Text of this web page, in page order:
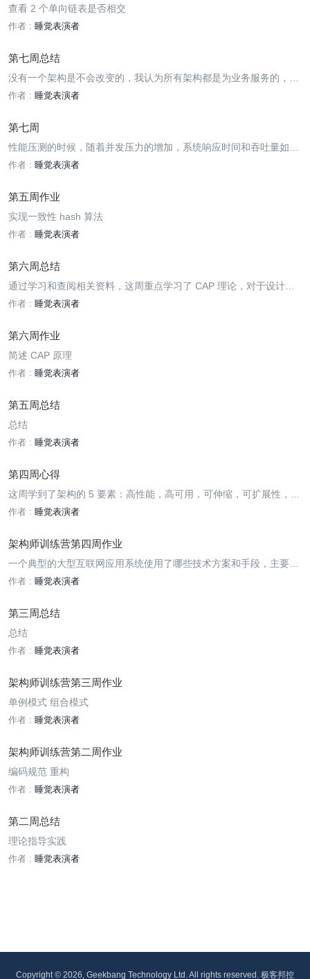
查看 2 个单向链表是否相交
作者 : 睡觉表演者
第七周总结
没有一个架构是不会改变的，我认为所有架构都是为业务服务的，当
业务改变时，需要做出一些列调整来实现所有的需求，之前肯定是从
够实现业务需求，但是忽视了不同实现方案对于系统的影响，只顾眼
作者 : 睡觉表演者
第七周
性能压测的时候，随着并发压力的增加，系统响应时间和吞吐量如何
变化，为什么？
作者 : 睡觉表演者
第五周作业
实现一致性 hash 算法
作者 : 睡觉表演者
第六周总结
通过学习和查阅相关资料，这周重点学习了 CAP 理论，对于设计分
布式系统的架构师来说，CAP 是必须掌握的理论，理论的优点在于清
在将理论应用到实践时，由于各种复杂情况，可能出现误解和偏差。
在
作者 : 睡觉表演者
第六周作业
简述 CAP 原理
作者 : 睡觉表演者
第五周总结
总结
作者 : 睡觉表演者
第四周心得
这周学到了架构的 5 要素：高性能，高可用，可伸缩，可扩展性，安
全性
作者 : 睡觉表演者
架构师训练营第四周作业
一个典型的大型互联网应用系统使用了哪些技术方案和手段，主要解
决什么问题？请列举描述。
作者 : 睡觉表演者
第三周总结
总结
作者 : 睡觉表演者
架构师训练营第三周作业
单例模式 组合模式
作者 : 睡觉表演者
架构师训练营第二周作业
编码规范 重构
作者 : 睡觉表演者
第二周总结
理论指导实践
作者 : 睡觉表演者
Copyright © 2026, Geekbang Technology Ltd. All rights reserved. 极客邦控